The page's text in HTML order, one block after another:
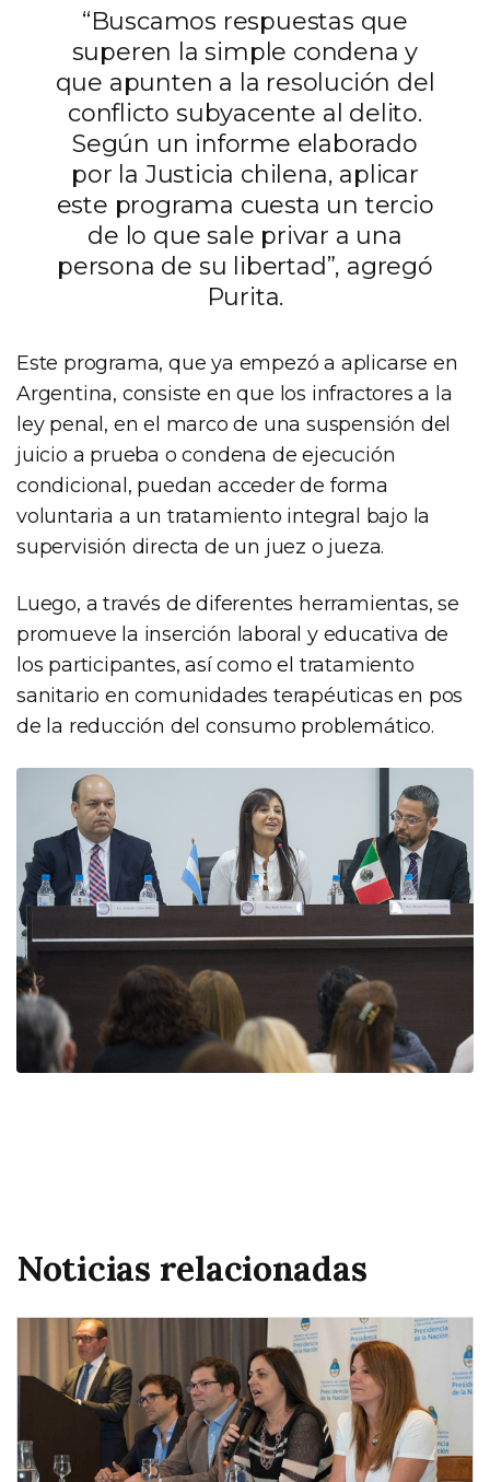
“Buscamos respuestas que
superen la simple condena y
que apunten a la resolución del
conflicto subyacente al delito.
Según un informe elaborado
por la Justicia chilena, aplicar
este programa cuesta un tercio
de lo que sale privar a una
persona de su libertad”, agregó
Purita.
Este programa, que ya empezó a aplicarse en
Argentina, consiste en que los infractores a la
ley penal, en el marco de una suspensión del
juicio a prueba o condena de ejecución
condicional, puedan acceder de forma
voluntaria a un tratamiento integral bajo la
supervisión directa de un juez o jueza.
Luego, a través de diferentes herramientas, se
promueve la inserción laboral y educativa de
los participantes, así como el tratamiento
sanitario en comunidades terapéuticas en pos
de la reducción del consumo problemático.
Noticias relacionadas